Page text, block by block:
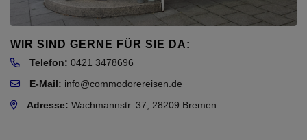
WIR SIND GERNE FÜR SIE DA:
Telefon: 0421 3478696
E-Mail: info@commodorereisen.de
Adresse: Wachmannstr. 37, 28209 Bremen